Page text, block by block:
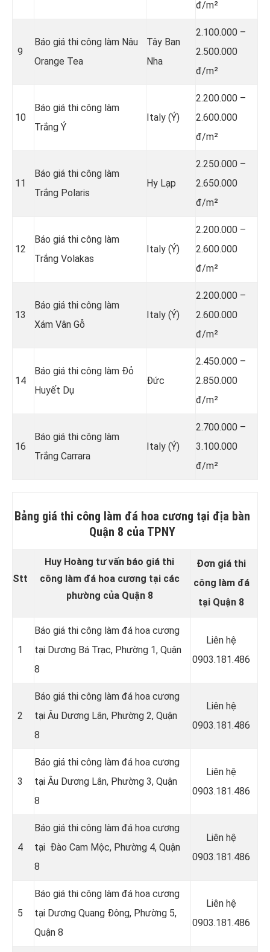
đ/m²
9
Báo giá thi công làm Nâu
Orange Tea
Tây Ban
Nha
2.100.000 –
2.500.000
đ/m²
10
Báo giá thi công làm
Trắng Ý
Italy (Ý)
2.200.000 –
2.600.000
đ/m²
11
Báo giá thi công làm
Trắng Polaris
Hy Lạp
2.250.000 –
2.650.000
đ/m²
12
Báo giá thi công làm
Trắng Volakas
Italy (Ý)
2.200.000 –
2.600.000
đ/m²
13
Báo giá thi công làm
Xám Vân Gỗ
Italy (Ý)
2.200.000 –
2.600.000
đ/m²
14
Báo giá thi công làm Đỏ
Huyết Dụ
Đức
2.450.000 –
2.850.000
đ/m²
16
Báo giá thi công làm
Trắng Carrara
Italy (Ý)
2.700.000 –
3.100.000
đ/m²
Bảng giá thi công làm đá hoa cương tại địa bàn
Quận 8 của TPNY
Stt
Huy Hoàng tư vấn báo giá thi
công làm đá hoa cương tại các
phường của Quận 8
Đơn giá thi
công làm đá
tại Quận 8
1
Báo giá thi công làm đá hoa cương
tại Dương Bá Trạc, Phường 1, Quận
8
Liên hệ
0903.181.486
2
Báo giá thi công làm đá hoa cương
tại Âu Dương Lân, Phường 2, Quận
8
Liên hệ
0903.181.486
3
Báo giá thi công làm đá hoa cương
tại Âu Dương Lân, Phường 3, Quận
8
Liên hệ
0903.181.486
4
Báo giá thi công làm đá hoa cương
tại Đào Cam Mộc, Phường 4, Quận
8
Liên hệ
0903.181.486
5
Báo giá thi công làm đá hoa cương
tại Dương Quang Đông, Phường 5,
Quận 8
Liên hệ
0903.181.486